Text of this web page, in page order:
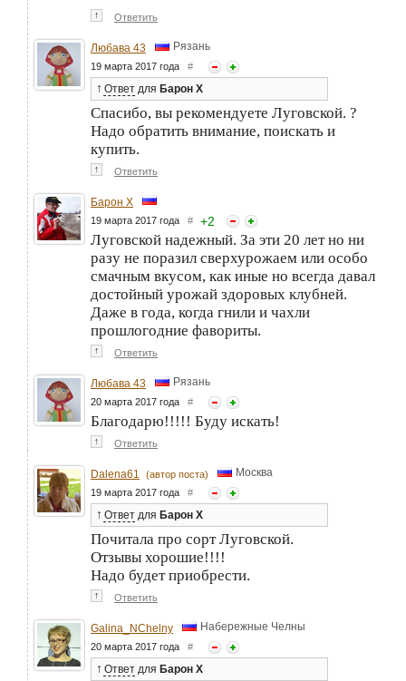
↑ Ответить
Любава 43 Рязань
19 марта 2017 года #
↑ Ответ для Барон Х
Спасибо, вы рекомендуете Луговской. ?
Надо обратить внимание, поискать и
купить.
↑ Ответить
Барон Х
19 марта 2017 года # +2
Луговской надежный. За эти 20 лет но ни
разу не поразил сверхурожаем или особо
смачным вкусом, как иные но всегда давал
достойный урожай здоровых клубней.
Даже в года, когда гнили и чахли
прошлогодние фавориты.
↑ Ответить
Любава 43 Рязань
20 марта 2017 года #
Благодарю!!!!! Буду искать!
↑ Ответить
Dalena61 (автор поста) Москва
19 марта 2017 года #
↑ Ответ для Барон Х
Почитала про сорт Луговской.
Отзывы хорошие!!!!
Надо будет приобрести.
↑ Ответить
Galina_NChelny Набережные Челны
20 марта 2017 года #
↑ Ответ для Барон Х